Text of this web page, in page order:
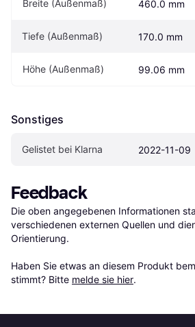
Breite (Außenmaß) 460.0 mm
Tiefe (Außenmaß) 170.0 mm
Höhe (Außenmaß) 99.06 mm
Sonstiges
Gelistet bei Klarna 2022-11-09
Feedback
Die oben angegebenen Informationen
verschiedenen externen Quellen und
Orientierung.
Haben Sie etwas an diesem Produkt
stimmt? Bitte melde sie hier.